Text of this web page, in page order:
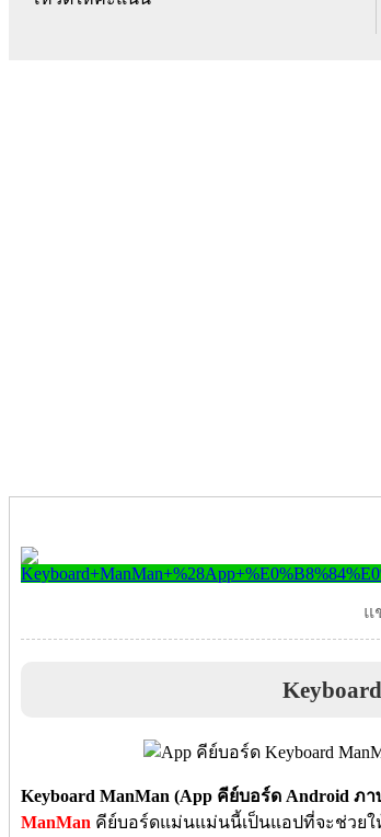
แ
Keyboard ManMan (App คีย์บอร์ด Android ภา
ManMan คีย์บอร์ดแม่นแม่นนี้เป็นแอปที่จะช่วย